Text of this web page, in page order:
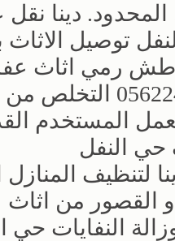
المحدود. دينا
توصيل
طش رمي اثاث
0562249129
المستخدم
حي النفل
لتنظيف
و القصور من
النفايات حي